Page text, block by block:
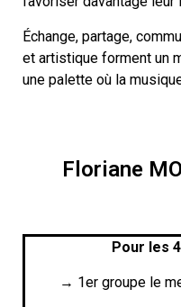
Échange, partage,
et artistique forment un
une palette où la
Floriane
Pour les
→ 1er groupe le